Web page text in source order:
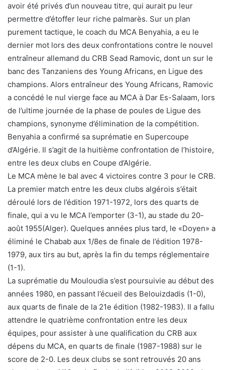
avoir été privés d’un nouveau titre, qui aurait pu leur
permettre d’étoffer leur riche palmarès. Sur un plan
purement tactique, le coach du MCA Benyahia, a eu le
dernier mot lors des deux confrontations contre le nouvel
entraîneur allemand du CRB Sead Ramovic, dont un sur le
banc des Tanzaniens des Young Africans, en Ligue des
champions. Alors entraîneur des Young Africans, Ramovic
a concédé le nul vierge face au MCA à Dar Es-Salaam, lors
de l’ultime journée de la phase de poules de Ligue des
champions, synonyme d’élimination de la compétition.
Benyahia a confirmé sa suprématie en Supercoupe
d’Algérie. Il s’agit de la huitième confrontation de l’histoire,
entre les deux clubs en Coupe d’Algérie.
Le MCA mène le bal avec 4 victoires contre 3 pour le CRB.
La premier match entre les deux clubs algérois s’était
déroulé lors de l’édition 1971-1972, lors des quarts de
finale, qui a vu le MCA l’emporter (3-1), au stade du 20-
août 1955(Alger). Quelques années plus tard, le «Doyen» a
éliminé le Chabab aux 1/8es de finale de l’édition 1978-
1979, aux tirs au but, après la fin du temps réglementaire
(1-1).
La suprématie du Mouloudia s’est poursuivie au début des
années 1980, en passant l’écueil des Belouizdadis (1-0),
aux quarts de finale de la 21e édition (1982-1983). Il a fallu
attendre le quatrième confrontation entre les deux
équipes, pour assister à une qualification du CRB aux
dépens du MCA, en quarts de finale (1987-1988) sur le
score de 2-0. Les deux clubs se sont retrouvés 20 ans